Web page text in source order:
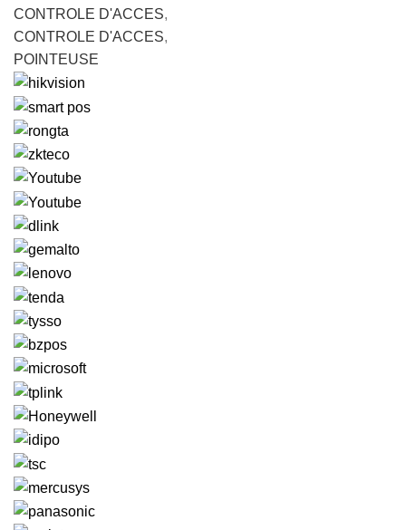
CONTROLE D'ACCES,
CONTROLE D'ACCES,
POINTEUSE